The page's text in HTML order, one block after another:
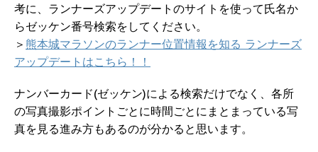
考に、ランナーズアップデートのサイトを使って氏名か
らゼッケン番号検索をしてください。
＞ 熊本城マラソンのランナー位置情報を知る ランナーズ
アップデートはこちら！！
ナンバーカード(ゼッケン)による検索だけでなく、各所
の写真撮影ポイントごとに時間ごとにまとまっている写
真を見る進み方もあるのが分かると思います。